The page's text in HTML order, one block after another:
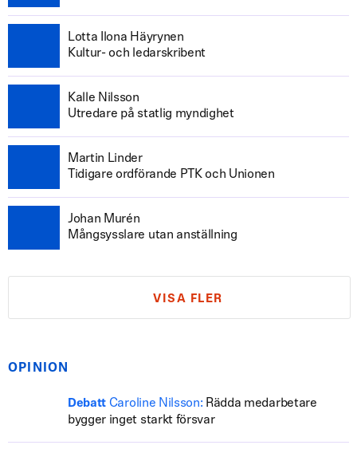
Lotta Ilona Häyrynen
Kultur- och ledarskribent
Kalle Nilsson
Utredare på statlig myndighet
Martin Linder
Tidigare ordförande PTK och Unionen
Johan Murén
Mångsysslare utan anställning
VISA FLER
OPINION
Debatt Caroline Nilsson: Rädda medarbetare
bygger inget starkt försvar